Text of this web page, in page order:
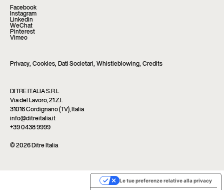
Facebook
Instagram
Linkedin
WeChat
Pinterest
Vimeo
Privacy, Cookies, Dati Societari , Whistleblowing, Credits
DITRE ITALIA S.R.L
Via del Lavoro, 21 Z.I.
31016 Cordignano (TV), Italia
info@ditreitalia.it
+39 0438 9999
© 2026 Ditre Italia
Le tue preferenze relative alla privacy